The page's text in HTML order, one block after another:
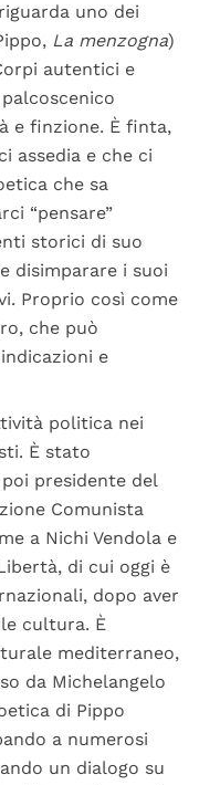
uno dei
La menzogna)
autentici e
e finzione. È finta,
assedia e che ci
che sa
“pensare”
storici di suo
disimparare i suoi
Proprio così come
che può
e
politica nei
È stato
presidente del
Comunista
a Nichi Vendola e
di cui oggi è
dopo aver
cultura. È
mediterraneo,
da Michelangelo
di Pippo
a numerosi
un dialogo su